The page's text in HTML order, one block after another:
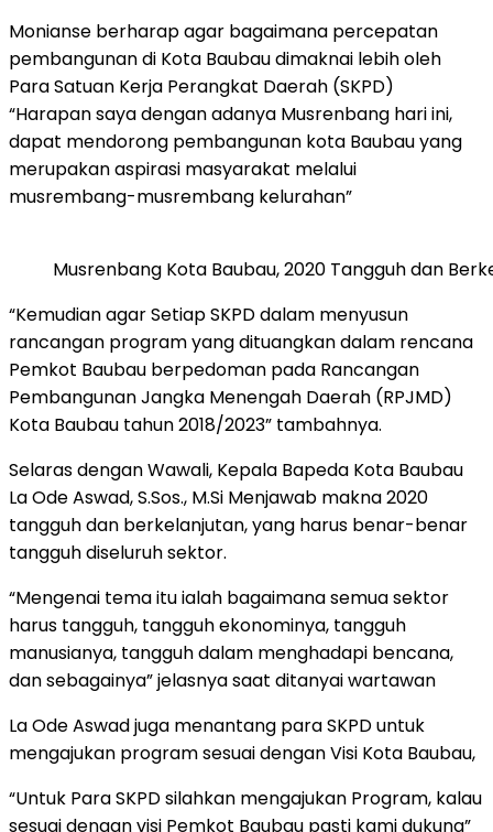
Monianse berharap agar bagaimana percepatan
pembangunan di Kota Baubau dimaknai lebih oleh
Para Satuan Kerja Perangkat Daerah (SKPD)
“Harapan saya dengan adanya Musrenbang hari ini,
dapat mendorong pembangunan kota Baubau yang
merupakan aspirasi masyarakat melalui
musrembang-musrembang kelurahan”
Musrenbang Kota Baubau, 2020 Tangguh dan
“Kemudian agar Setiap SKPD dalam menyusun
rancangan program yang dituangkan dalam rencana
Pemkot Baubau berpedoman pada Rancangan
Pembangunan Jangka Menengah Daerah (RPJMD)
Kota Baubau tahun 2018/2023” tambahnya.
Selaras dengan Wawali, Kepala Bapeda Kota Baubau
La Ode Aswad, S.Sos., M.Si Menjawab makna 2020
tangguh dan berkelanjutan, yang harus benar-benar
tangguh diseluruh sektor.
“Mengenai tema itu ialah bagaimana semua sektor
harus tangguh, tangguh ekonominya, tangguh
manusianya, tangguh dalam menghadapi bencana,
dan sebagainya” jelasnya saat ditanyai wartawan
La Ode Aswad juga menantang para SKPD untuk
mengajukan program sesuai dengan Visi Kota Baubau,
“Untuk Para SKPD silahkan mengajukan Program, kalau
sesuai dengan visi Pemkot Baubau pasti kami dukung”